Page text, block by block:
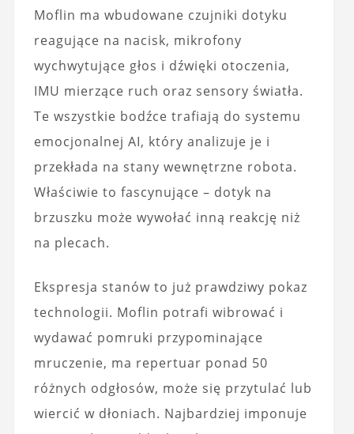
Moflin ma wbudowane czujniki dotyku
reagujące na nacisk, mikrofony
wychwytujące głos i dźwięki otoczenia,
IMU mierzące ruch oraz sensory światła.
Te wszystkie bodźce trafiają do systemu
emocjonalnej AI, który analizuje je i
przekłada na stany wewnętrzne robota.
Właściwie to fascynujące – dotyk na
brzuszku może wywołać inną reakcję niż
na plecach.
Ekspresja stanów to już prawdziwy pokaz
technologii. Moflin potrafi wibrować i
wydawać pomruki przypominające
mruczenie, ma repertuar ponad 50
różnych odgłosów, może się przytulać lub
wiercić w dłoniach. Najbardziej imponuje